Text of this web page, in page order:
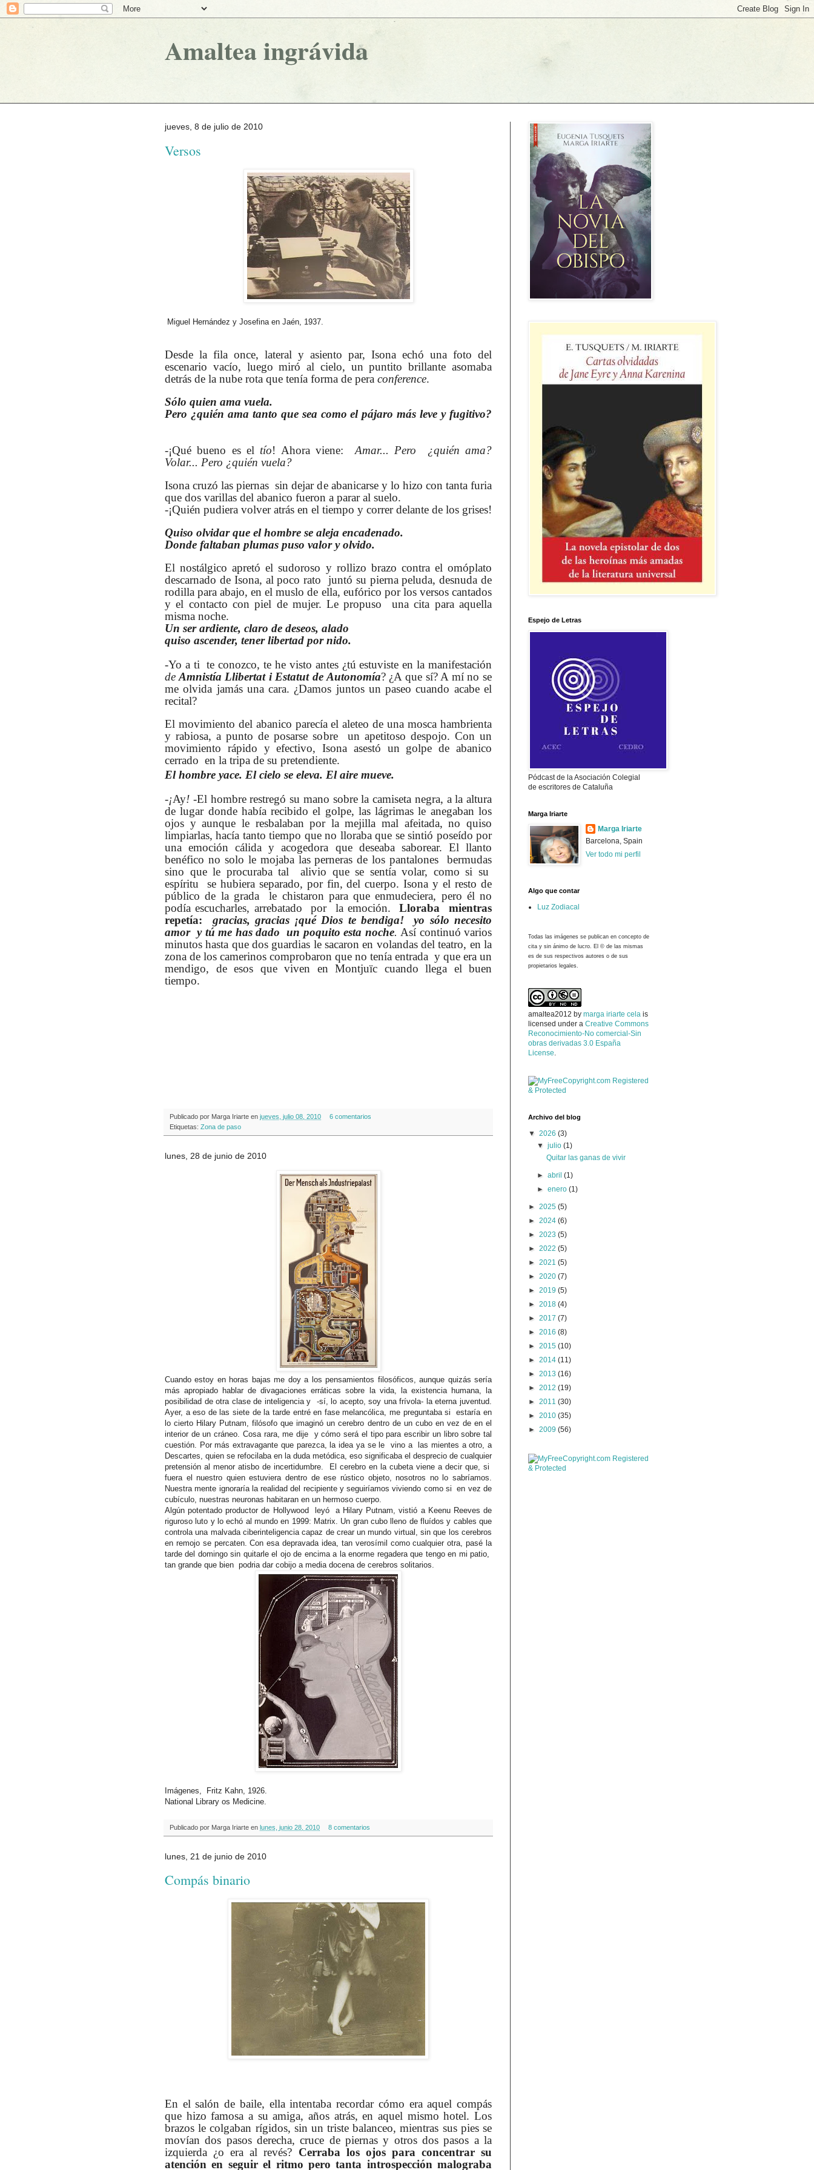
Amaltea ingrávida
jueves, 8 de julio de 2010
Versos
Miguel Hernández y Josefina en Jaén, 1937.
Desde la fila once, lateral y asiento par, Isona echó una foto del
escenario vacío, luego miró al cielo, un puntito brillante asomaba
detrás de la nube rota que tenía forma de pera conference.
Sólo quien ama vuela.
Pero ¿quién ama tanto que sea como el pájaro más leve y fugitivo?
-¡Qué bueno es el tío! Ahora viene:
Amar... Pero ¿quién ama?
Volar... Pero ¿quién vuela?
Isona cruzó las piernas sin dejar de abanicarse y lo hizo con tanta furia
que dos varillas del abanico fueron a parar al suelo.
-¡Quién pudiera volver atrás en el tiempo y correr delante de los grises!
Quiso olvidar que el hombre se aleja encadenado.
Donde faltaban plumas puso valor y olvido.
El nostálgico apretó el sudoroso y rollizo brazo contra el omóplato
descarnado de Isona, al poco rato juntó su pierna peluda, desnuda de
rodilla para abajo, en el muslo de ella, eufórico por los versos cantados
y el contacto con piel de mujer. Le propuso una cita para aquella
misma noche.
Un ser ardiente, claro de deseos, alado
quiso ascender, tener libertad por nido.
-Yo a ti te conozco, te he visto antes ¿tú estuviste en la manifestación
de Amnistía Llibertat i Estatut de Autonomía? ¿A que sí? A mí no se
me olvida jamás una cara. ¿Damos juntos un paseo cuando acabe el
recital?
El movimiento del abanico parecía el aleteo de una mosca hambrienta
y rabiosa, a punto de posarse sobre un apetitoso despojo. Con un
movimiento rápido y efectivo, Isona asestó un golpe de abanico
cerrado en la tripa de su pretendiente.
El hombre yace. El cielo se eleva. El aire mueve.
-¡Ay! -El hombre restregó su mano sobre la camiseta negra, a la altura
de lugar donde había recibido el golpe, las lágrimas le anegaban los
ojos y aunque le resbalaban por la mejilla mal afeitada, no quiso
limpiarlas, hacía tanto tiempo que no lloraba que se sintió poseído por
una emoción cálida y acogedora que deseaba saborear. El llanto
benéfico no solo le mojaba las perneras de los pantalones bermudas
sino que le procuraba tal alivio que se sentía volar, como si su
espíritu se hubiera separado, por fin, del cuerpo. Isona y el resto de
público de la grada le chistaron para que enmudeciera, pero él no
podía escucharles, arrebatado por la emoción.Lloraba mientras
repetía: gracias, gracias ¡qué Dios te bendiga! yo sólo necesito
amor y tú me has dado un poquito esta noche. Así continuó varios
minutos hasta que dos guardias le sacaron en volandas del teatro, en la
zona de los camerinos comprobaron que no tenía entrada y que era un
mendigo, de esos que viven en Montjuïc cuando llega el buen
tiempo.
Publicado por Marga Iriarte en jueves, julio 08, 2010
6 comentarios
Etiquetas: Zona de paso
lunes, 28 de junio de 2010
Cuando estoy en horas bajas me doy a los pensamientos filosóficos, aunque quizás sería
más apropiado hablar de divagaciones erráticas sobre la vida, la existencia humana, la
posibilidad de otra clase de inteligencia y -sí, lo acepto, soy una frívola- la eterna juventud.
Ayer, a eso de las siete de la tarde entré en fase melancólica, me preguntaba si estaría en
lo cierto Hilary Putnam, filósofo que imaginó un cerebro dentro de un cubo en vez de en el
interior de un cráneo. Cosa rara, me dije y cómo será el tipo para escribir un libro sobre tal
cuestión. Por más extravagante que parezca, la idea ya se le vino a las mientes a otro, a
Descartes, quien se refocilaba en la duda metódica, eso significaba el desprecio de cualquier
pretensión al menor atisbo de incertidumbre. El cerebro en la cubeta viene a decir que, si
fuera el nuestro quien estuviera dentro de ese rústico objeto, nosotros no lo sabríamos.
Nuestra mente ignoraría la realidad del recipiente y seguiríamos viviendo como si en vez de
cubículo, nuestras neuronas habitaran en un hermoso cuerpo.
Algún potentado productor de Hollywood leyó a Hilary Putnam, vistió a Keenu Reeves de
riguroso luto y lo echó al mundo en 1999: Matrix. Un gran cubo lleno de fluídos y cables que
controla una malvada ciberinteligencia capaz de crear un mundo virtual, sin que los cerebros
en remojo se percaten. Con esa depravada idea, tan verosímil como cualquier otra, pasé la
tarde del domingo sin quitarle el ojo de encima a la enorme regadera que tengo en mi patio,
tan grande que bien podria dar cobijo a media docena de cerebros solitarios.
Imágenes, Fritz Kahn, 1926.
National Library os Medicine.
Publicado por Marga Iriarte en lunes, junio 28, 2010 8 comentarios
lunes, 21 de junio de 2010
Compás binario
En el salón de baile, ella intentaba recordar cómo era aquel compás
que hizo famosa a su amiga, años atrás, en aquel mismo hotel. Los
brazos le colgaban rígidos, sin un triste balanceo, mientras sus pies se
movían dos pasos derecha, cruce de piernas y otros dos pasos a la
izquierda ¿o era al revés? Cerraba los ojos para concentrar su
atención en seguir el ritmo pero tanta introspección malograba
Espejo de Letras
Pódcast de la Asociación Colegial
de escritores de Cataluña
Marga Iriarte
Marga Iriarte
Barcelona, Spain
Ver todo mi perfil
Algo que contar
Luz Zodiacal
Todas las imágenes se publican en concepto de
cita y sin ánimo de lucro. El © de las mismas
es de sus respectivos autores o de sus
propietarios legales.
amaltea2012 by marga iriarte cela is
licensed under a Creative Commons
Reconocimiento-No comercial-Sin
obras derivadas 3.0 España
License.
Archivo del blog
▼ 2026 (3)
▼julio(1)
Quitar las ganas de vivir
►abril(1)
►enero(1)
► 2025 (5)
► 2024 (6)
► 2023 (5)
► 2022 (5)
► 2021 (5)
► 2020 (7)
► 2019 (5)
► 2018 (4)
► 2017 (7)
► 2016 (8)
► 2015 (10)
► 2014 (11)
► 2013 (16)
► 2012 (19)
► 2011 (30)
► 2010 (35)
► 2009 (56)